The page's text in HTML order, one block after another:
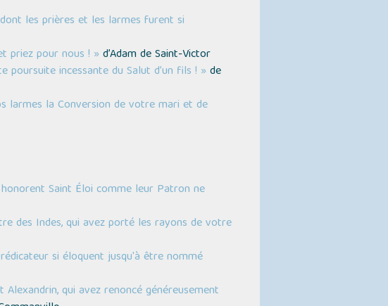
les prières et les larmes furent si
priez pour nous ! » d’Adam de Saint-Victor
poursuite incessante du Salut d’un fils ! » de
larmes la Conversion de votre mari et de
Saint Éloi comme leur Patron ne
des Indes, qui avez porté les rayons de votre
si éloquent jusqu'à être nommé
qui avez renoncé généreusement